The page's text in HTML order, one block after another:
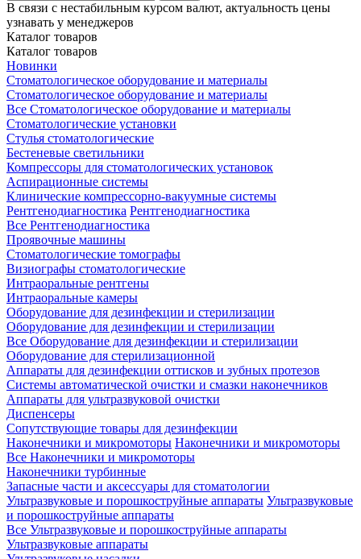
В связи с нестабильным курсом валют, актуальность цены
узнавать у менеджеров
Каталог товаров
Каталог товаров
Новинки
Стоматологическое оборудование и материалы
Стоматологическое оборудование и материалы
Все Стоматологическое оборудование и материалы
Стоматологические установки
Стулья стоматологические
Бестеневые светильники
Компрессоры для стоматологических установок
Аспирационные системы
Клинические компрессорно-вакуумные системы
Рентгенодиагностика Рентгенодиагностика
Все Рентгенодиагностика
Проявочные машины
Стоматологические томографы
Визиографы стоматологические
Интраоральные рентгены
Интраоральные камеры
Оборудование для дезинфекции и стерилизации
Оборудование для дезинфекции и стерилизации
Все Оборудование для дезинфекции и стерилизации
Оборудование для стерилизационной
Аппараты для дезинфекции оттисков и зубных протезов
Системы автоматической очистки и смазки наконечников
Аппараты для ультразвуковой очистки
Диспенсеры
Сопутствующие товары для дезинфекции
Наконечники и микромоторы Наконечники и микромоторы
Все Наконечники и микромоторы
Наконечники турбинные
Запасные части и аксессуары для стоматологии
Ультразвуковые и порошкоструйные аппараты Ультразвуковые
и порошкоструйные аппараты
Все Ультразвуковые и порошкоструйные аппараты
Ультразвуковые аппараты